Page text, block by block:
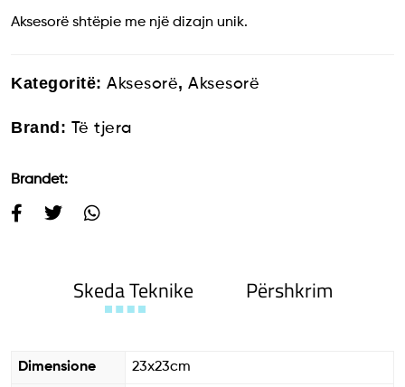
Aksesorë shtëpie me një dizajn unik.
Kategoritë: Aksesorë, Aksesorë
Brand: Të tjera
Brandet:
Skeda Teknike Përshkrim
Dimensione 23x23cm